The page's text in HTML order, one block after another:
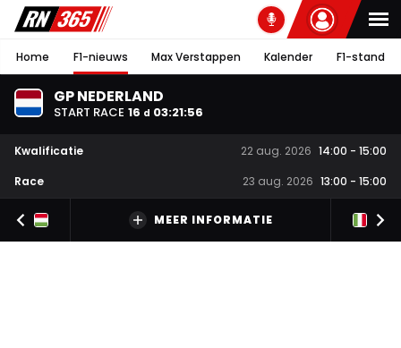
Home F1-nieuws Max Verstappen Kalender F1-stand
GP NEDERLAND
START RACE 16 d 03:21:55
Kwalificatie 22 aug. 2026 14:00 - 15:00
Race
23 aug. 2026 13:00 - 15:00
MEER INFORMATIE